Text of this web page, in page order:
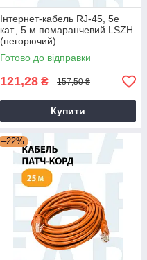
Інтернет-кабель RJ-45, 5е
кат., 5 м помаранчевий LSZH
(негорючий)
Готово до відправки
121,28 ₴ 157,50 ₴
Купити
–22%